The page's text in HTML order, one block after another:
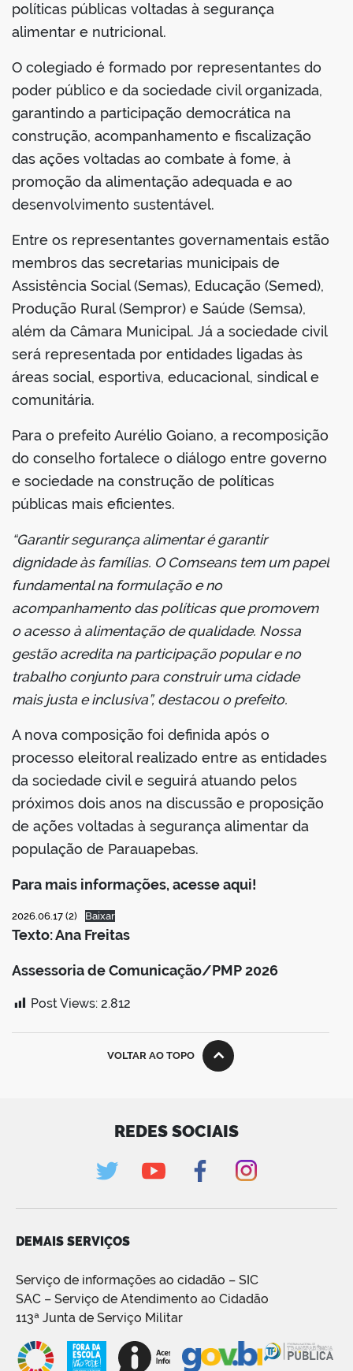
políticas públicas voltadas à segurança
alimentar e nutricional.
O colegiado é formado por representantes do
poder público e da sociedade civil organizada,
garantindo a participação democrática na
construção, acompanhamento e fiscalização
das ações voltadas ao combate à fome, à
promoção da alimentação adequada e ao
desenvolvimento sustentável.
Entre os representantes governamentais estão
membros das secretarias municipais de
Assistência Social (Semas), Educação (Semed),
Produção Rural (Sempror) e Saúde (Semsa),
além da Câmara Municipal. Já a sociedade civil
será representada por entidades ligadas às
áreas social, esportiva, educacional, sindical e
comunitária.
Para o prefeito Aurélio Goiano, a recomposição
do conselho fortalece o diálogo entre governo
e sociedade na construção de políticas
públicas mais eficientes.
“Garantir segurança alimentar é garantir
dignidade às famílias. O Comseans tem um papel
fundamental na formulação e no
acompanhamento das políticas que promovem
o acesso à alimentação de qualidade. Nossa
gestão acredita na participação popular e no
trabalho conjunto para construir uma cidade
mais justa e inclusiva”, destacou o prefeito.
A nova composição foi definida após o
processo eleitoral realizado entre as entidades
da sociedade civil e seguirá atuando pelos
próximos dois anos na discussão e proposição
de ações voltadas à segurança alimentar da
população de Parauapebas.
Para mais informações, acesse aqui!
2026.06.17 (2) Baixar
Texto: Ana Freitas
Assessoria de Comunicação/PMP 2026
Post Views: 2.812
VOLTAR AO TOPO
REDES SOCIAIS
DEMAIS SERVIÇOS
Serviço de informações ao cidadão – SIC
SAC – Serviço de Atendimento ao Cidadão
113ª Junta de Serviço Militar